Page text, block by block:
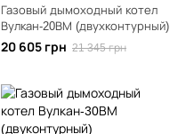
Газовый дымоходный котел
Вулкан-20ВМ (двухконтурный)
20 605 грн 21 345 грн